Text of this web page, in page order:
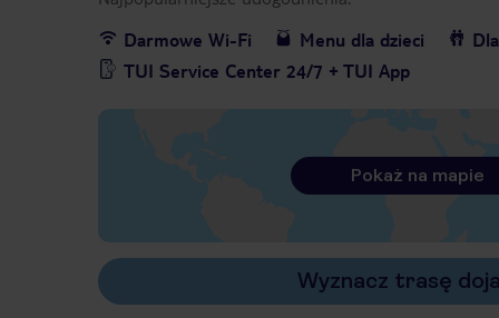
Darmowe Wi-Fi
Menu dla dzieci
TUI Service Center 24/7 + TUI App
Pokaż na mapie
Wyznacz trasę